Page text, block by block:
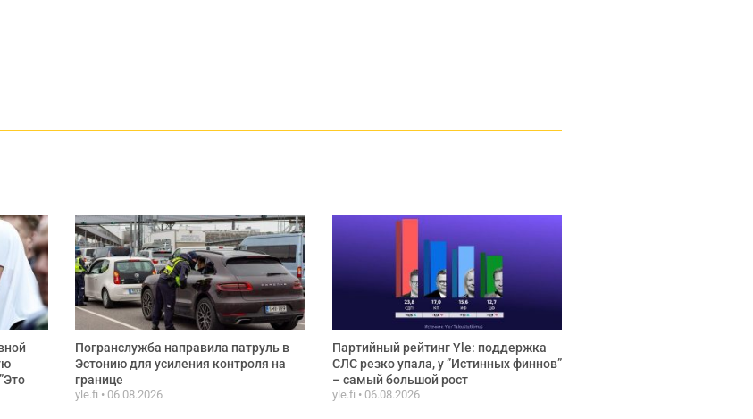
Погранслужба направила патруль в
Эстонию для усиления контроля на
границе
yle.fi 06.08.2026
Партийный рейтинг Yle: поддержка
СЛС резко упала, у ”Истинных финнов”
– самый большой рост
yle.fi 06.08.2026